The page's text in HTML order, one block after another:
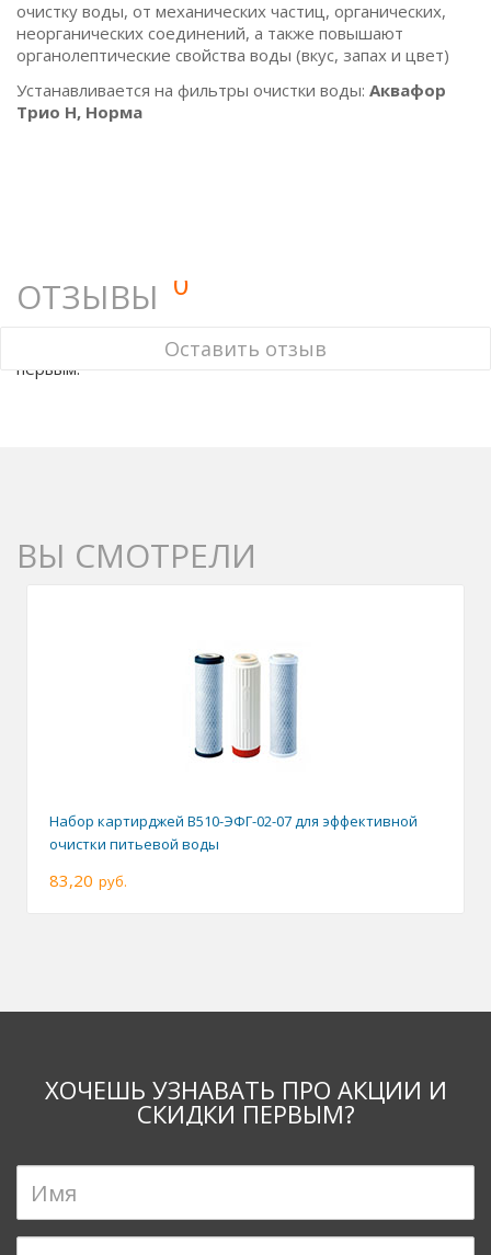
очистку воды, от механических частиц, органических,
неорганических соединений, а также повышают
органолептические свойства воды (вкус, запах и цвет)
Устанавливается на фильтры очистки воды: Аквафор
Трио Н, Норма
ОТЗЫВЫ 0
Оставить отзыв
У этого товара нет ни одного отзыва. Вы можете стать
первым.
ВЫ СМОТРЕЛИ
Набор картирджей B510-ЭФГ-02-07 для эффективной
очистки питьевой воды
83,20 руб.
ХОЧЕШЬ УЗНАВАТЬ ПРО АКЦИИ И
СКИДКИ ПЕРВЫМ?